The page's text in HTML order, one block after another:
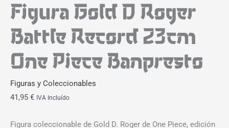
Figura Gold D Roger
Battle Record 23cm
One Piece Banpresto
Figuras y Coleccionables
41,95 € IVA Incluído
Figura coleccionable de Gold D. Roger de One Piece, edición